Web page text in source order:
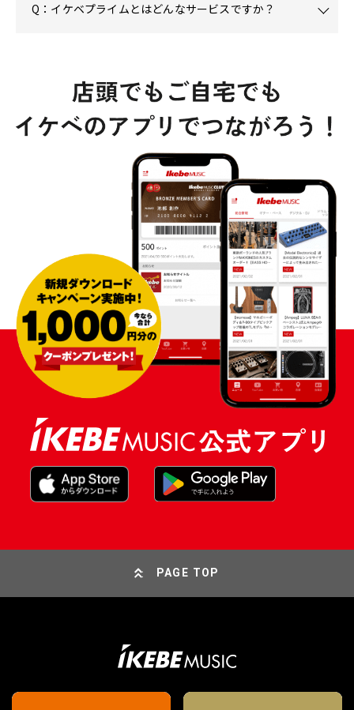
Q：イケベプライムとはどんなサービスですか？
PAGE TOP